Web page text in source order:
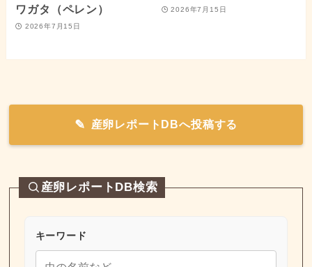
ワガタ（ペレン）
2026年7月15日
2026年7月15日
産卵レポートDBへ投稿する
産卵レポートDB検索
キーワード